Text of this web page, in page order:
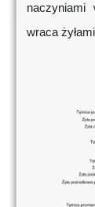
naczyniami
wraca